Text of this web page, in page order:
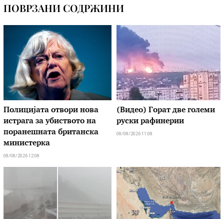
ПОВРЗАНИ СОДРЖИНИ
Полицијата отвори нова
истрага за убиството на
поранешната британска
министерка
08/08/2026 12:08
(Видео) Горат две големи
руски рафинерии
08/08/2026 11:08